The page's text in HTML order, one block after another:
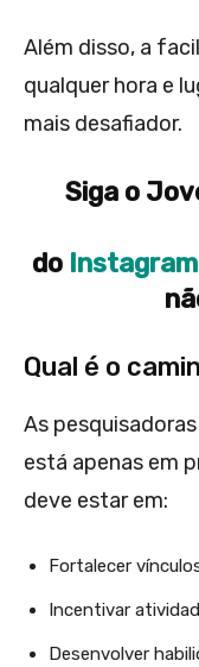
Além disso, a
qualquer hora e
mais desafiador.
Siga o
do Instagram
Qual é o
As
está apenas em
deve estar em:
Fortalecer
Incentivar
Desenvolver